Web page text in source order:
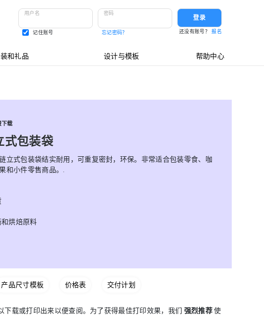
用户名
记住账号
密码
忘记密码？
登录
还没有账号？报名
和礼品 设计与模板 帮助中心
载
式包装袋
立式包装袋结实耐用，可重复密封，环保。非常适合包装零食、咖
和小件零售商品。.
烘焙原料
产品尺寸模板 价格表 交付计划
载或打印出来以便查阅。为了获得最佳打印效果，我们 强烈推荐使